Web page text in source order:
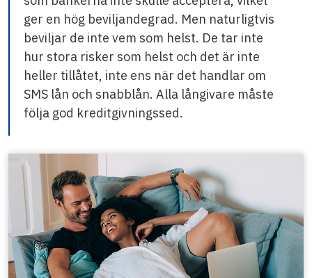
ger en hög beviljandegrad. Men naturligtvis
beviljar de inte vem som helst. De tar inte
hur stora risker som helst och det är inte
heller tillåtet, inte ens när det handlar om
SMS lån och snabblån. Alla långivare måste
följa god kreditgivningssed.